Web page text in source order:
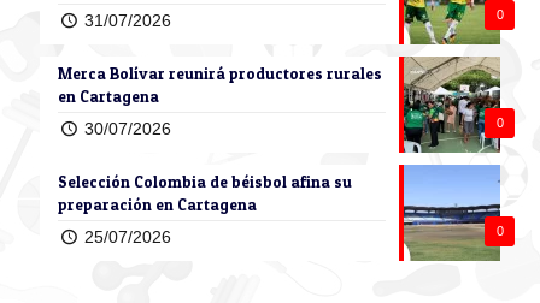
0
31/07/2026
0
Merca Bolívar reunirá productores rurales
en Cartagena
30/07/2026
0
Selección Colombia de béisbol afina su
preparación en Cartagena
25/07/2026